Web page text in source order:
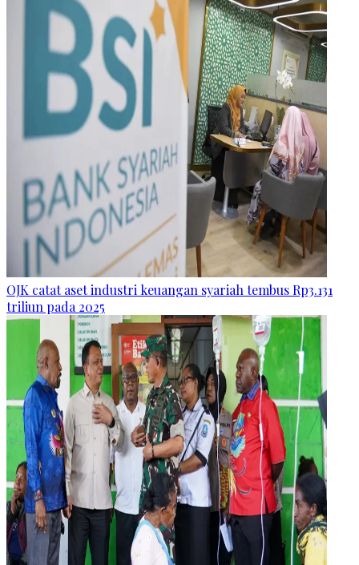
OJK catat aset industri keuangan syariah tembus Rp3.131
triliun pada 2025